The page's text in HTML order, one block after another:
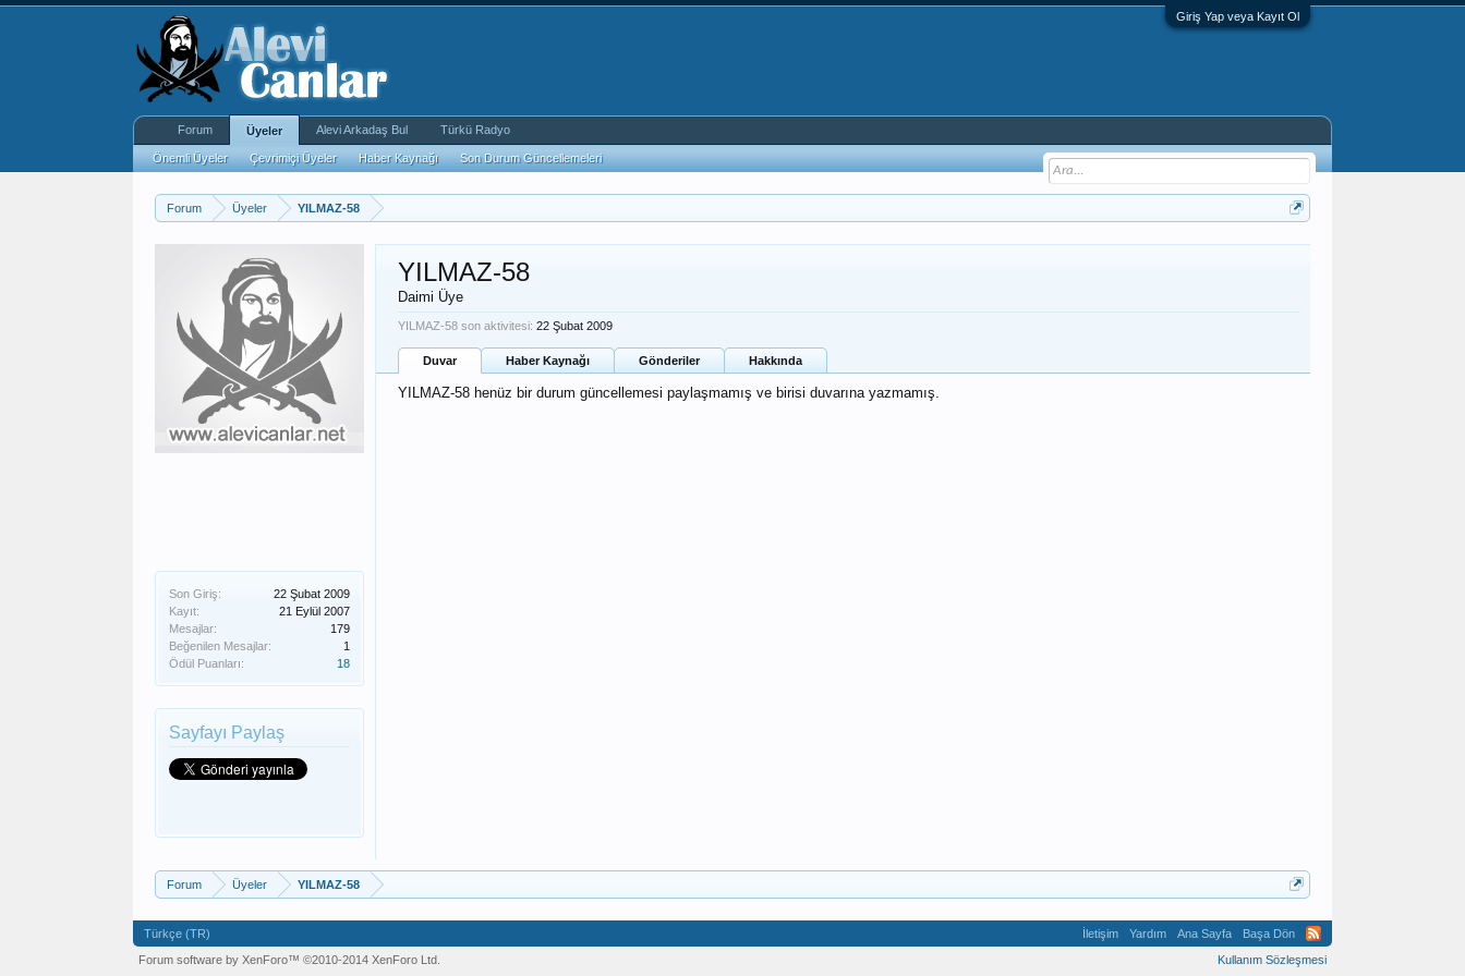
Giriş Yap veya Kayıt Ol
Forum Üyeler YILMAZ-58
Son Giriş:
22 Şubat 2009
Kayıt:
21 Eylül 2007
Mesajlar:
179
Beğenilen Mesajlar:
1
Ödül Puanları:
18
Sayfayı Paylaş
YILMAZ-58
Daimi Üye
YILMAZ-58 son aktivitesi: 22 Şubat 2009
Duvar Haber Kaynağı Gönderiler Hakkında
YILMAZ-58 henüz bir durum güncellemesi paylaşmamış ve birisi duvarına yazmamış.
Forum Üyeler YILMAZ-58
Forum Üyeler
Önemli Üyeler Çevrimiçi Üyeler Haber Kaynağı Son Durum Güncellemeleri
Alevi Arkadaş Bul Türkü Radyo
Türkçe (TR) İletişim Yardım Ana Sayfa
Başa Dön
Kullanım Sözleşmesi
Forum software by XenForo™ ©2010-2014 XenForo Ltd.